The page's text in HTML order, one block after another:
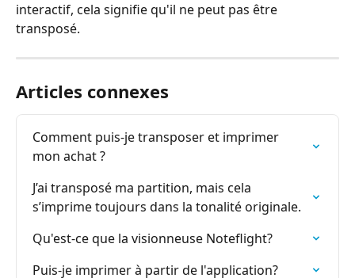
interactif, cela signifie qu'il ne peut pas être
transposé.
Articles connexes
Comment puis-je transposer et imprimer
mon achat ?
J’ai transposé ma partition, mais cela
s’imprime toujours dans la tonalité originale.
Qu'est-ce que la visionneuse Noteflight?
Puis-je imprimer à partir de l'application?